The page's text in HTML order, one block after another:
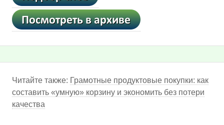
Читайте также: Грамотные продуктовые покупки: как
составить «умную» корзину и экономить без потери
качества